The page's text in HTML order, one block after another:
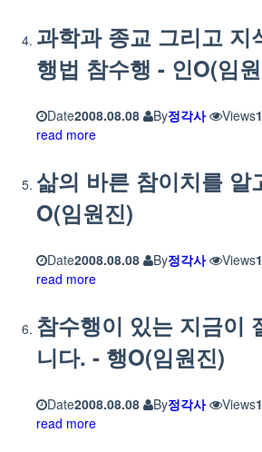
과학과 종교 그리고 지
행법 참수행 - 인O(임
Date2008.08.08 By정각사 Views
read more
삶의 바른 참이치를 알
O(임원진)
Date2008.08.08 By정각사 Views
read more
참수행이 있는 지금이
니다. - 행O(임원진)
Date2008.08.08 By정각사 Views
read more